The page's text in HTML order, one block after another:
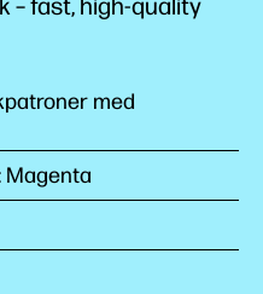
– fast, high-quality
med
Magenta